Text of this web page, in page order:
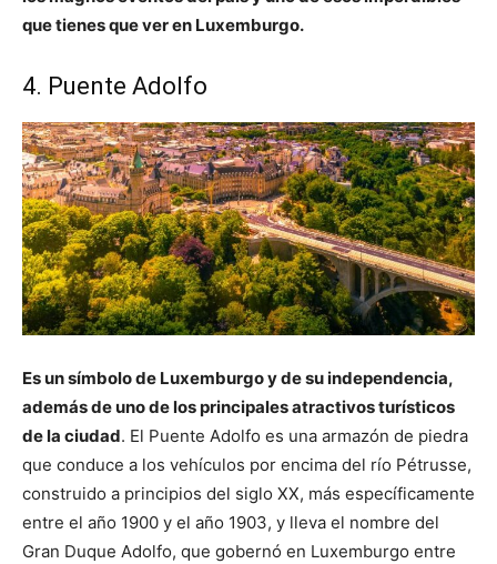
que tienes que ver en Luxemburgo.
4. Puente Adolfo
Es un símbolo de Luxemburgo y de su independencia,
además de uno de los principales atractivos turísticos
de la ciudad. El Puente Adolfo es una armazón de piedra
que conduce a los vehículos por encima del río Pétrusse,
construido a principios del siglo XX, más específicamente
entre el año 1900 y el año 1903, y lleva el nombre del
Gran Duque Adolfo, que gobernó en Luxemburgo entre